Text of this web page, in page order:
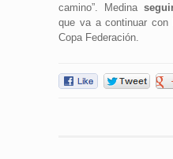
camino”. Medina
que va a continuar
Copa Federación.